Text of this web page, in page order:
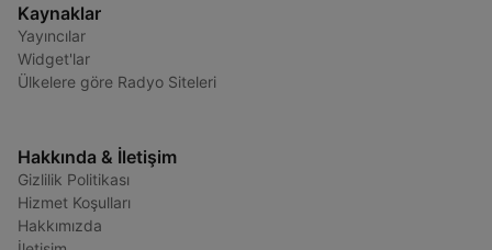
Kaynaklar
Yayıncılar
Widget'lar
Ülkelere göre Radyo Siteleri
Hakkında & İletişim
Gizlilik Politikası
Hizmet Koşulları
Hakkımızda